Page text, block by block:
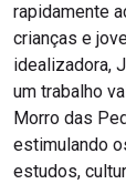
rapidamente
crianças e
idealizadora,
um trabalho
Morro das
estimulando
estudos,